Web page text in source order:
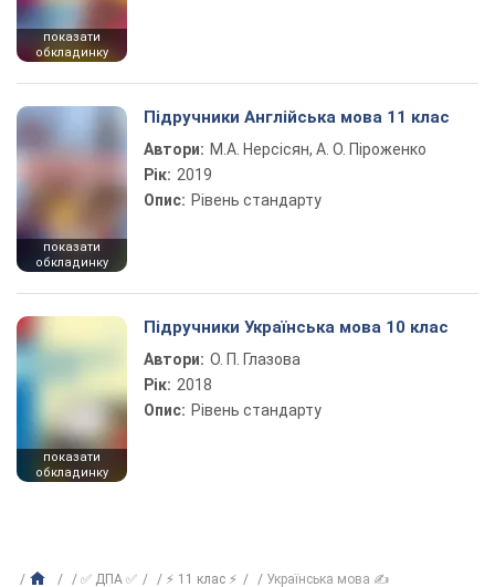
показати
обкладинку
показати
обкладинку
Підручники Англійська мова 11 клас
Автори: М.А. Нерсісян, А. О. Піроженко
Рік: 2019
Опис: Рівень стандарту
показати
обкладинку
Підручники Українська мова 10 клас
Автори: О. П. Глазова
Рік: 2018
Опис: Рівень стандарту
✅ ДПА ✅ ⚡ 11 клас ⚡ Українська мова ✍